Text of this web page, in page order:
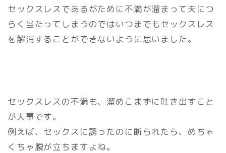
セックスレスであるがために不満が溜まって夫につ
らく当たってしまうのではいつまでもセックスレス
を解消することができないように思いました。
セックスレスの不満も、溜めこまずに吐き出すこと
が大事です。
例えば、セックスに誘ったのに断られたら、めちゃ
くちゃ腹が立ちますよね。